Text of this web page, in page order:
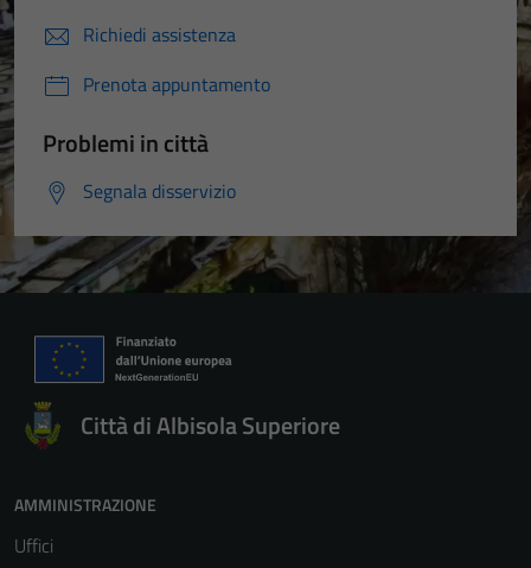
Richiedi assistenza
Prenota appuntamento
Problemi in città
Segnala disservizio
Città di Albisola Superiore
AMMINISTRAZIONE
Uffici